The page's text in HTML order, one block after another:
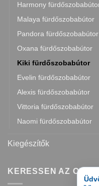
Harmony
Malaya fürdőszobabútor
Pandora fürdőszobabútor
Oxana fürdőszobabútor
Kiki fürdőszobabútor
Evelin fürdőszobabútor
Alexis fürdőszobabútor
Vittoria fürdőszobabútor
Naomi fürdőszobabútor
Kiegészítők
KERESSEN AZ